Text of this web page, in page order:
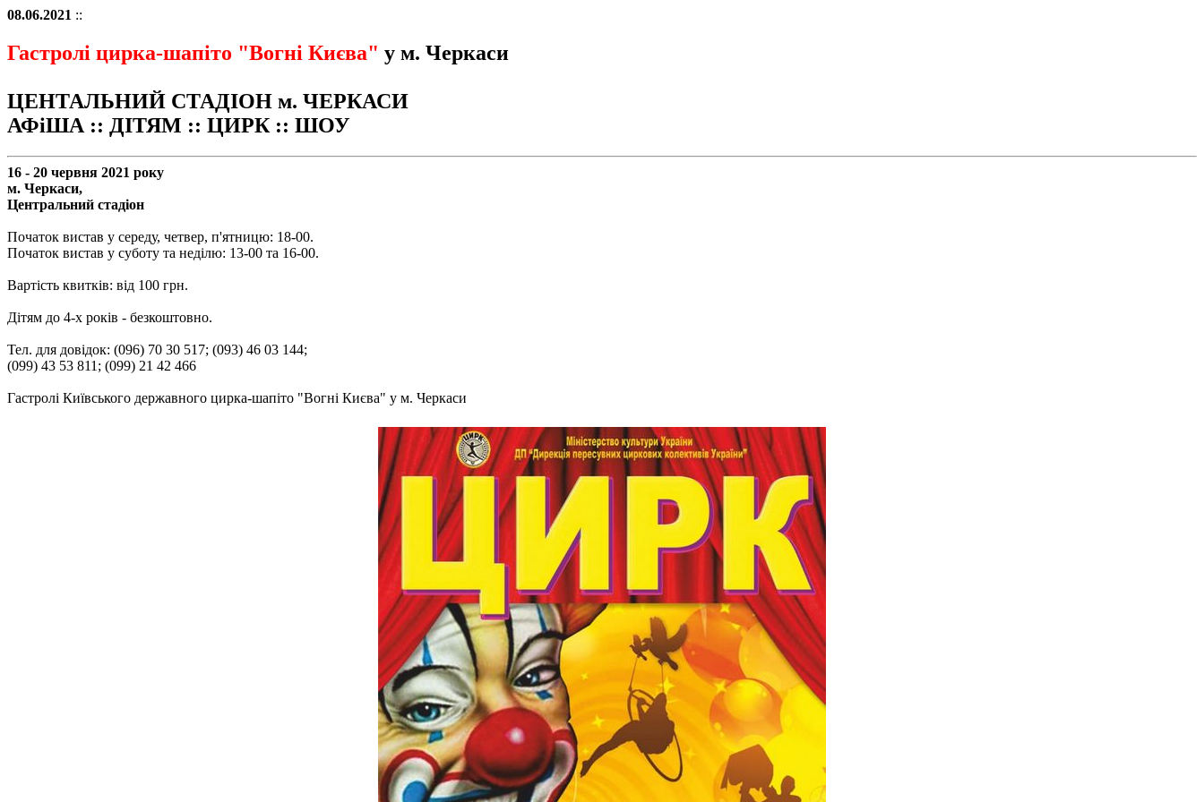
08.06.2021 ::
Гастролі цирка-шапіто "Вогні Києва" у м. Черкаси
ЦЕНТАЛЬНИЙ СТАДІОН м. ЧЕРКАСИ
АФіША :: ДІТЯМ :: ЦИРК :: ШОУ
16 - 20 червня 2021 року
м. Черкаси,
Центральний стадіон
Початок вистав у середу, четвер, п'ятницю: 18-00.
Початок вистав у суботу та неділю: 13-00 та 16-00.
Вартість квитків: від 100 грн.
Дітям до 4-х років - безкоштовно.
Тел. для довідок: (096) 70 30 517; (093) 46 03 144;
(099) 43 53 811; (099) 21 42 466
Гастролі Київського державного цирка-шапіто "Вогні Києва" у м. Черкаси